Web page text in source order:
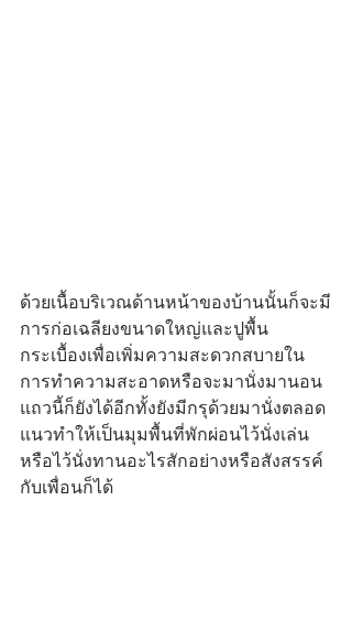
ด้วยเนื้อบริเวณด้านหน้าของบ้านนั้นก็จะมี
การก่อเฉลียงขนาดใหญ่และปูพื้น
กระเบื้องเพื่อเพิ่มความสะดวกสบายใน
การทำความสะอาดหรือจะมานั่งมานอน
แถวนี้ก็ยังได้อีกทั้งยังมีกรุด้วยมานั่งตลอด
แนวทำให้เป็นมุมพื้นที่พักผ่อนไว้นั่งเล่น
หรือไว้นั่งทานอะไรสักอย่างหรือสังสรรค์
กับเพื่อนก็ได้